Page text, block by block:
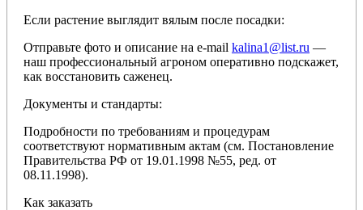
Если растение выглядит вялым после посадки:
Отправьте фото и описание на e-mail kalina1@list.ru —
наш профессиональный агроном оперативно подскажет,
как восстановить саженец.
Документы и стандарты:
Подробности по требованиям и процедурам
соответствуют нормативным актам (см. Постановление
Правительства РФ от 19.01.1998 №55, ред. от
08.11.1998).
Как заказать